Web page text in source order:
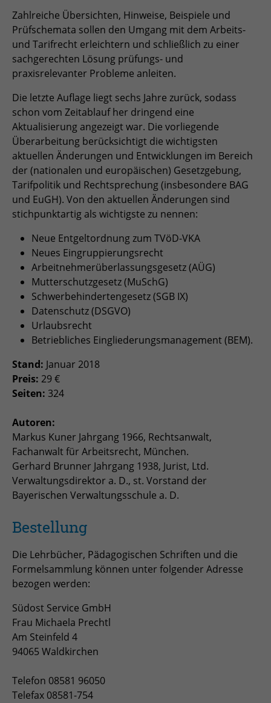
Zahlreiche Übersichten, Hinweise, Beispiele und
Prüfschemata sollen den Umgang mit dem Arbeits-
und Tarifrecht erleichtern und schließlich zu einer
sachgerechten Lösung prüfungs- und
praxisrelevanter Probleme anleiten.
Die letzte Auflage liegt sechs Jahre zurück, sodass
schon vom Zeitablauf her dringend eine
Aktualisierung angezeigt war. Die vorliegende
Überarbeitung berücksichtigt die wichtigsten
aktuellen Änderungen und Entwicklungen im Bereich
der (nationalen und europäischen) Gesetzgebung,
Tarifpolitik und Rechtsprechung (insbesondere BAG
und EuGH). Von den aktuellen Änderungen sind
stichpunktartig als wichtigste zu nennen:
Neue Entgeltordnung zum TVöD-VKA
Neues Eingruppierungsrecht
Arbeitnehmerüberlassungsgesetz (AÜG)
Mutterschutzgesetz (MuSchG)
Schwerbehindertengesetz (SGB IX)
Datenschutz (DSGVO)
Urlaubsrecht
Betriebliches Eingliederungsmanagement (BEM).
Stand: Januar 2018
Preis: 29 €
Seiten: 324
Autoren:
Markus Kuner Jahrgang 1966, Rechtsanwalt,
Fachanwalt für Arbeitsrecht, München.
Gerhard Brunner Jahrgang 1938, Jurist, Ltd.
Verwaltungsdirektor a. D., st. Vorstand der
Bayerischen Verwaltungsschule a. D.
Bestellung
Die Lehrbücher, Pädagogischen Schriften und die
Formelsammlung können unter folgender Adresse
bezogen werden:
Südost Service GmbH
Frau Michaela Prechtl
Am Steinfeld 4
94065 Waldkirchen
Telefon 08581 96050
Telefax 08581-754
Zweck Admin-Login Redaktionssystem
Name PHPSESSID
Laufzeit Session
Zweck Betrieb TYPO3